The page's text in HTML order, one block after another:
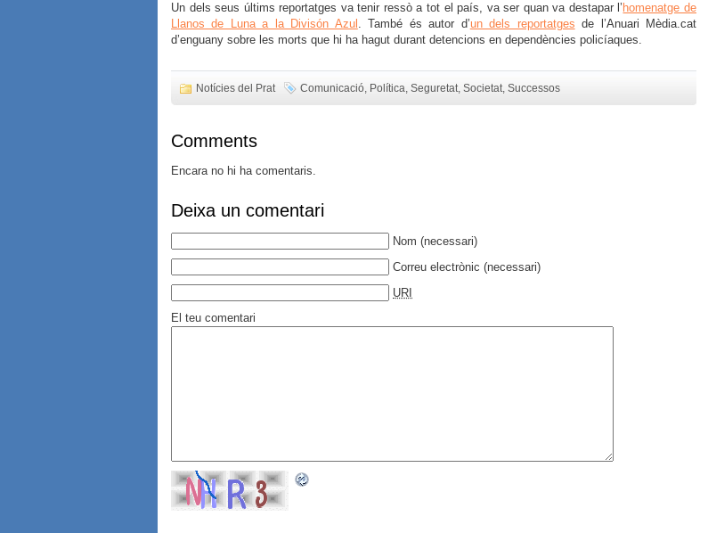
Un dels seus últims reportatges va tenir ressò a tot el país, va ser quan va destapar l’ homenatge de
Llanos de Luna a la Divisón Azul . També és autor d’un dels reportatges de l’Anuari Mèdia.cat
d’enguany sobre les morts que hi ha hagut durant detencions en dependències policíaques.
Notícies del Prat Comunicació, Política, Seguretat, Societat, Successos
Comments
Encara no hi ha comentaris.
Deixa un comentari
Nom (necessari)
Correu electrònic (necessari)
URI
El teu comentari